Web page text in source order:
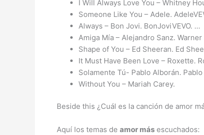
I Will Always Love You – Whitney
Someone Like You – Adele.
Always – Bon Jovi. BonJoviVEVO. …
Amiga Mía – Alejandro Sanz.
Shape of You – Ed Sheeran. Ed
It Must Have Been Love – Roxette.
Solamente Tú- Pablo Alborán.
Without You – Mariah Carey.
Beside this ¿Cuál es la canción de amor
Aquí los temas de amor más escuchados: